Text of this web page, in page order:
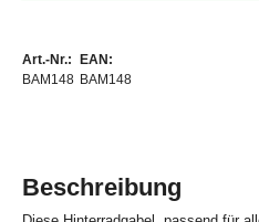
Art.-Nr.:
BAM148
EAN:
BAM148
Beschreibung